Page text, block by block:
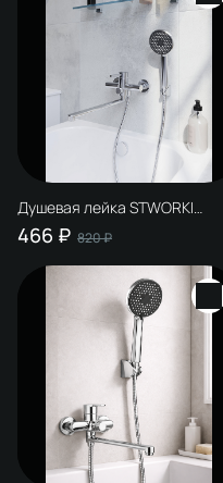
Душевая лейка STWORKI
Молде S23250UCR хром
466 ₽ 820 ₽